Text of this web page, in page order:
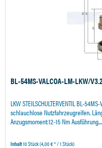
BL-54MS-VALCOA-LM-LKW/
LKW STEILSCHULTERVENTIL BL-
schlauchlose Nutzfahrzeugreifen.
Anzugsmoment:12-15 Nm
Inhalt10 Stück(4,00 € * / 1 Stück)